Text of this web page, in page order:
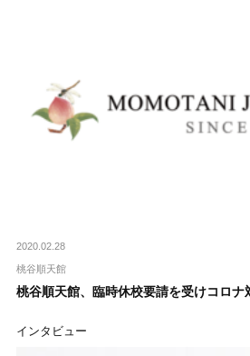
2020.02.28
桃谷順天館
桃谷順天館、臨時休校要請を受けコロナ
インタビュー